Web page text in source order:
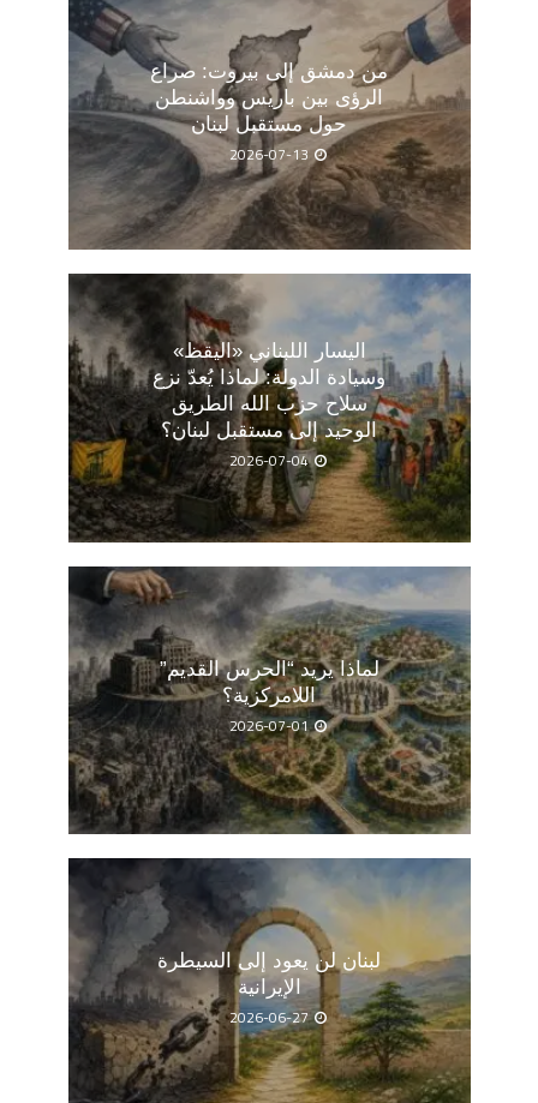
من دمشق إلى بيروت: صراع
الرؤى بين باريس وواشنطن
حول مستقبل لبنان
2026-07-13
اليسار اللبناني «اليقظ»
وسيادة الدولة: لماذا يُعدّ نزع
سلاح حزب الله الطريق
الوحيد إلى مستقبل لبنان؟
2026-07-04
لماذا يريد “الحرس القديم”
اللامركزية؟
2026-07-01
لبنان لن يعود إلى السيطرة
الإيرانية
2026-06-27